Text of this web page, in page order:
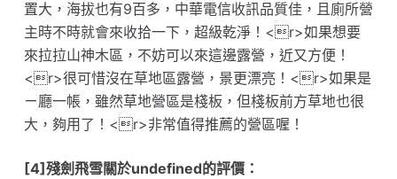
置大，海拔也有9百多，中華電信收訊品質佳，且廁所營
主時不時就會來收拾一下，超級乾淨！<r>如果想要
來拉拉山神木區，不妨可以來這邊露營，近又方便！
<r>很可惜沒在草地區露營，景更漂亮！<r>如果是
ㄧ廳一帳，雖然草地營區是棧板，但棧板前方草地也很
大，夠用了！<r>非常值得推薦的營區喔！
[4]殘劍飛雪關於undefined的評價：